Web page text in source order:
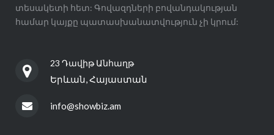
տեսակետի հետ: Գովազդների բովանդակության
համար կայքը պատասխանատվություն չի կրում:
23 Դավիթ Անհաղթ
Երևան, Հայաստան
info@showbiz.am